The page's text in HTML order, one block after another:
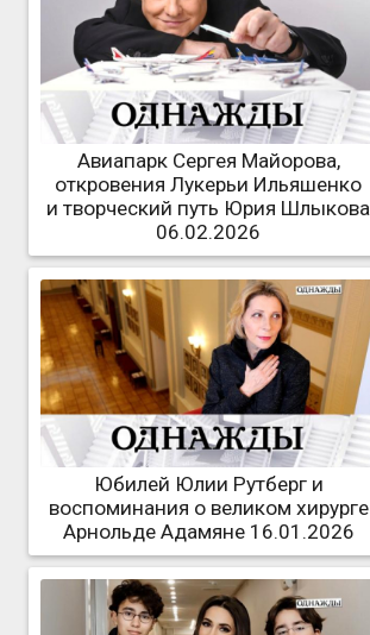
Авиапарк Сергея Майорова,
откровения Лукерьи Ильяшенко
и творческий путь Юрия Шлыкова
06.02.2026
Юбилей Юлии Рутберг и
воспоминания о великом хирурге
Арнольде Адамяне 16.01.2026